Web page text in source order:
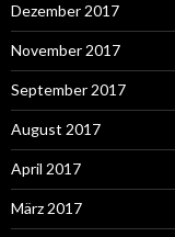
Dezember 2017
November 2017
September 2017
August 2017
April 2017
März 2017